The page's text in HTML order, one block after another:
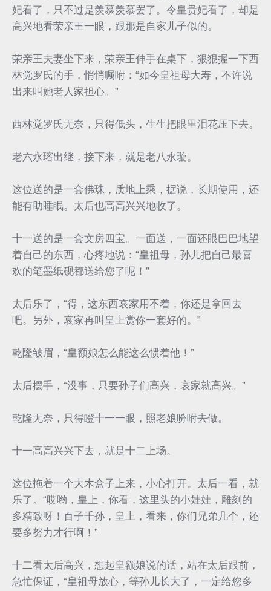
妃看了，只不过是羡慕羡慕罢了。令皇贵妃看了，却是
高兴地看荣亲王一眼，跟那是自家儿子似的。
荣亲王夫妻坐下来，荣亲王伸手在桌下，狠狠握一下西
林觉罗氏的手，悄悄嘱咐：“如今皇祖母大寿，不许说
出来叫她老人家担心。”
西林觉罗氏无奈，只得低头，生生把眼里泪花压下去。
老六永瑢出继，接下来，就是老八永璇。
这位送的是一套佛珠，质地上乘，据说，长期使用，还
能有助睡眠。太后也高高兴兴地收了。
十一送的是一套文房四宝。一面送，一面还眼巴巴地望
着自己的东西，心疼地说：“皇祖母，孙儿把自己最喜
欢的笔墨纸砚都送给您了呢！”
太后乐了，“得，这东西哀家用不着，你还是拿回去
吧。另外，哀家再叫皇上赏你一套好的。”
乾隆皱眉，“皇额娘怎么能这么惯着他！”
太后摆手，“没事，只要孙子们高兴，哀家就高兴。”
乾隆无奈，只得瞪十一一眼，照老娘吩咐去做。
十一高高兴兴下去，就是十二上场。
这位拖着一个大木盒子上来，小心打开。太后一看，就
乐了。“哎哟，皇上，你看，这里头的小娃娃，雕刻的
多精致呀！百子千孙，皇上，看来，你们兄弟几个，还
要多努力才行啊！”
十二看太后高兴，想起皇额娘说的话，站在太后跟前，
急忙保证，“皇祖母放心，等孙儿长大了，一定给您多